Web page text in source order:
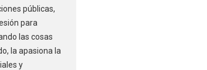
públicas,
para
las cosas
la apasiona la
y